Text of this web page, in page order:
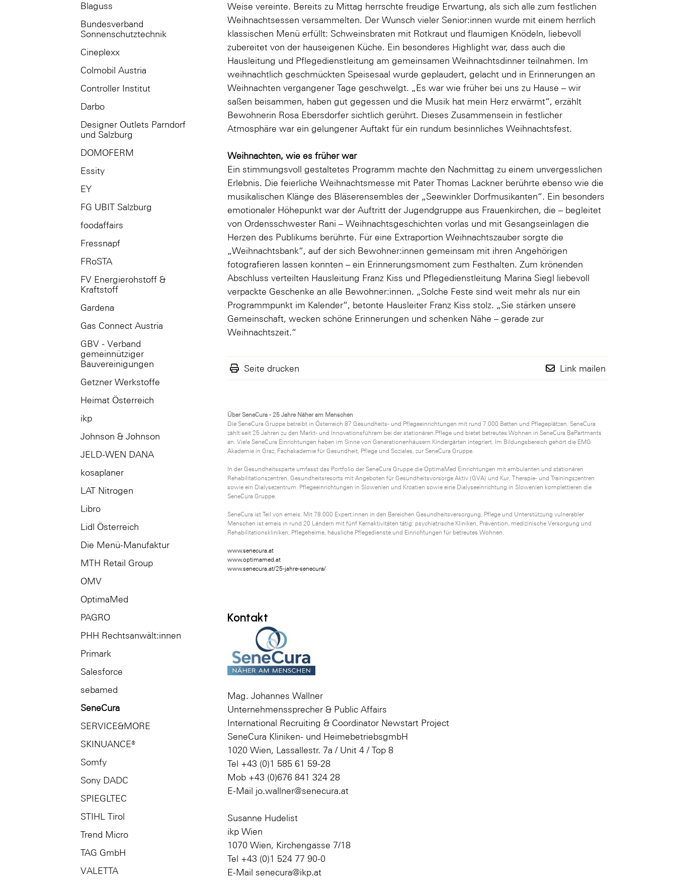
Blaguss
Bundesverband
Sonnenschutztechnik
Cineplexx
Colmobil Austria
Controller Institut
Darbo
Designer Outlets Parndorf
und Salzburg
DOMOFERM
Essity
EY
FG UBIT Salzburg
foodaffairs
Fressnapf
FRoSTA
FV Energierohstoff &
Kraftstoff
Gardena
Gas Connect Austria
GBV - Verband
gemeinnütziger
Bauvereinigungen
Getzner Werkstoffe
Heimat Österreich
ikp
Johnson & Johnson
JELD-WEN DANA
kosaplaner
LAT Nitrogen
Libro
Lidl Österreich
Die Menü-Manufaktur
MTH Retail Group
OMV
OptimaMed
PAGRO
PHH Rechtsanwält:innen
Primark
Salesforce
sebamed
SeneCura
SERVICE&MORE
SKINUANCE®
Somfy
Sony DADC
SPIEGLTEC
STIHL Tirol
Trend Micro
TAG GmbH
VALETTA
Weise vereinte. Bereits zu Mittag herrschte freudige Erwartung, als sich alle zum festlichen
Weihnachtsessen versammelten. Der Wunsch vieler Senior:innen wurde mit einem herrlich
klassischen Menü erfüllt: Schweinsbraten mit Rotkraut und flaumigen Knödeln, liebevoll
zubereitet von der hauseigenen Küche. Ein besonderes Highlight war, dass auch die
Hausleitung und Pflegedienstleitung am gemeinsamen Weihnachtsdinner teilnahmen. Im
weihnachtlich geschmückten Speisesaal wurde geplaudert, gelacht und in Erinnerungen an
Weihnachten vergangener Tage geschwelgt. „Es war wie früher bei uns zu Hause – wir
saßen beisammen, haben gut gegessen und die Musik hat mein Herz erwärmt“, erzählt
Bewohnerin Rosa Ebersdorfer sichtlich gerührt. Dieses Zusammensein in festlicher
Atmosphäre war ein gelungener Auftakt für ein rundum besinnliches Weihnachtsfest.
Weihnachten, wie es früher war
Ein stimmungsvoll gestaltetes Programm machte den Nachmittag zu einem unvergesslichen
Erlebnis. Die feierliche Weihnachtsmesse mit Pater Thomas Lackner berührte ebenso wie die
musikalischen Klänge des Bläserensembles der „Seewinkler Dorfmusikanten“. Ein besonders
emotionaler Höhepunkt war der Auftritt der Jugendgruppe aus Frauenkirchen, die – begleitet
von Ordensschwester Rani – Weihnachtsgeschichten vorlas und mit Gesangseinlagen die
Herzen des Publikums berührte. Für eine Extraportion Weihnachtszauber sorgte die
„Weihnachtsbank“, auf der sich Bewohner:innen gemeinsam mit ihren Angehörigen
fotografieren lassen konnten – ein Erinnerungsmoment zum Festhalten. Zum krönenden
Abschluss verteilten Hausleitung Franz Kiss und Pflegedienstleitung Marina Siegl liebevoll
verpackte Geschenke an alle Bewohner:innen. „Solche Feste sind weit mehr als nur ein
Programmpunkt im Kalender“, betonte Hausleiter Franz Kiss stolz. „Sie stärken unsere
Gemeinschaft, wecken schöne Erinnerungen und schenken Nähe – gerade zur
Weihnachtszeit.“
Seite drucken Link mailen
Über SeneCura - 25 Jahre Näher am Menschen
Die SeneCura Gruppe betreibt in Österreich 87 Gesundheits- und Pflegeeinrichtungen mit rund 7.000 Betten und Pflegeplätzen. SeneCura
zählt seit 25 Jahren zu den Markt- und Innovationsführern bei der stationären Pflege und bietet betreutes Wohnen in SeneCura BePartments
an. Viele SeneCura Einrichtungen haben im Sinne von Generationenhäusern Kindergärten integriert. Im Bildungsbereich gehört die EMG
Akademie in Graz, Fachakademie für Gesundheit, Pflege und Soziales, zur SeneCura Gruppe.
In der Gesundheitssparte umfasst das Portfolio der SeneCura Gruppe die OptimaMed Einrichtungen mit ambulanten und stationären
Rehabilitationszentren, Gesundheitsresorts mit Angeboten für Gesundheitsvorsorge Aktiv (GVA) und Kur, Therapie- und Trainingszentren
sowie ein Dialysezentrum. Pflegeeinrichtungen in Slowenien und Kroatien sowie eine Dialyseeinrichtung in Slowenien komplettieren die
SeneCura Gruppe.
SeneCura ist Teil von emeis. Mit 78.000 Expert:innen in den Bereichen Gesundheitsversorgung, Pflege und Unterstützung vulnerabler
Menschen ist emeis in rund 20 Ländern mit fünf Kernaktivitäten tätig: psychiatrische Kliniken, Prävention, medizinische Versorgung und
Rehabilitationskliniken, Pflegeheime, häusliche Pflegedienste und Einrichtungen für betreutes Wohnen.
www.senecura.at
www.optimamed.at
www.senecura.at/25-jahre-senecura/
Kontakt
Mag. Johannes Wallner
Unternehmenssprecher & Public Affairs
International Recruiting & Coordinator Newstart Project
SeneCura Kliniken- und HeimebetriebsgmbH
1020 Wien, Lassallestr. 7a / Unit 4 / Top 8
Tel +43 (0)1 585 61 59-28
Mob +43 (0)676 841 324 28
E-Mail jo.wallner@senecura.at
Susanne Hudelist
ikp Wien
1070 Wien, Kirchengasse 7/18
Tel +43 (0)1 524 77 90-0
E-Mail senecura@ikp.at